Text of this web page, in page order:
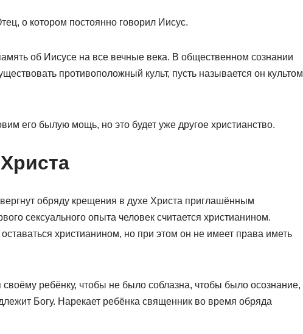
о котором постоянно говорил Иисус.
об Иисусе на все вечные века. В общественном сознании
противоположный культ, пусть называется он культом
его былую мощь, но это будет уже другое христианство.
обряду крещения в духе Христа приглашённым
сексуального опыта человек считается христианином.
христианином, но при этом он не имеет права иметь
ребёнку, чтобы не было соблазна, чтобы было осознание,
Богу. Нарекает ребёнка священник во время обряда